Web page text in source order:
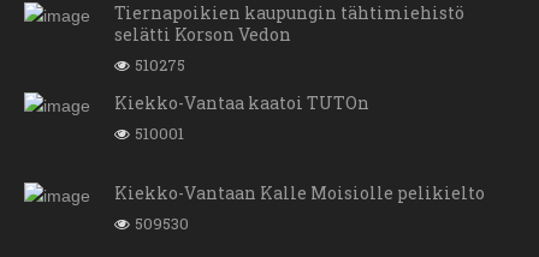
Tiernapoikien kaupungin tähtimiehistö
selätti Korson Vedon
510275
Kiekko-Vantaa kaatoi TUTOn
510001
Kiekko-Vantaan Kalle Moisiolle pelikielto
509530